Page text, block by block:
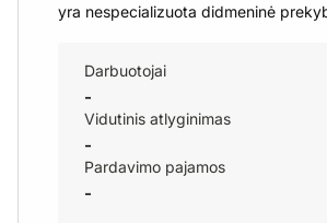
yra nespecializuota didmeninė
Darbuotojai
-
Vidutinis atlyginimas
-
Pardavimo pajamos
-